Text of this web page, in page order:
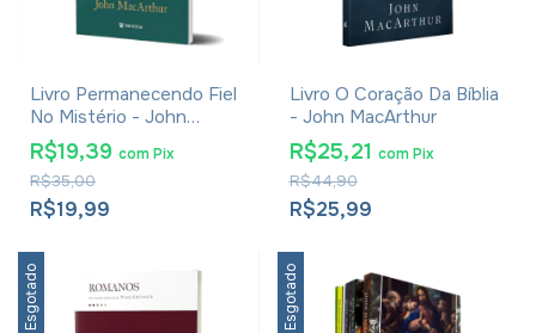
Livro Permanecendo Fiel
No Mistério - John
MacArthur
R$19,99
R$35,00
R$19,39 comPix
Livro O Coração Da Bíblia
- John MacArthur
R$25,99
R$44,90
R$25,21 com Pix
Esgotado Esgotado